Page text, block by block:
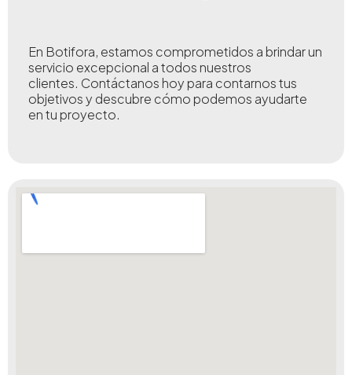
En Botifora, estamos comprometidos a brindar un
servicio excepcional a todos nuestros
clientes. Contáctanos hoy para contarnos tus
objetivos y descubre cómo podemos ayudarte
en tu proyecto.